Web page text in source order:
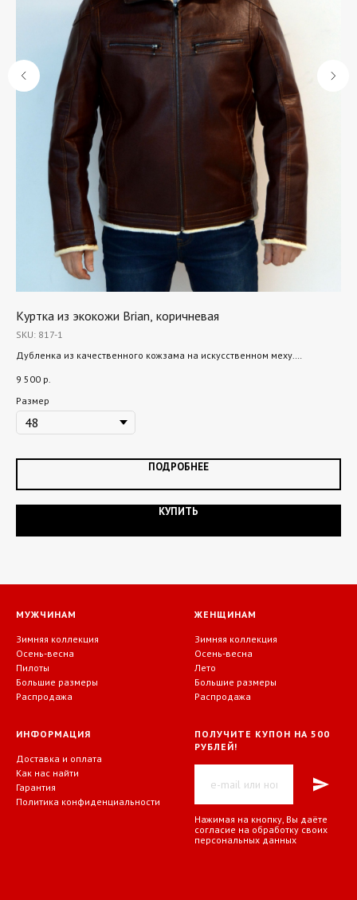
Куртка из экокожи Brian, коричневая
SKU: 817-1
Дубленка из качественного кожзама на искусственном меху.
9 500 р.
Размер
ПОДРОБНЕЕ
КУПИТЬ
МУЖЧИНАМ
Зимняя коллекция
Осень-весна
Пилоты
Большие размеры
Распродажа
ЖЕНЩИНАМ
Зимняя коллекция
Осень-весна
Лето
Большие размеры
Распродажа
ИНФОРМАЦИЯ
Доставка и оплата
Как нас найти
Гарантия
Политика конфиденциальности
ПОЛУЧИТЕ КУПОН НА 500
РУБЛЕЙ!
Нажимая на кнопку, Вы даёте
согласие на обработку своих
персональных данных